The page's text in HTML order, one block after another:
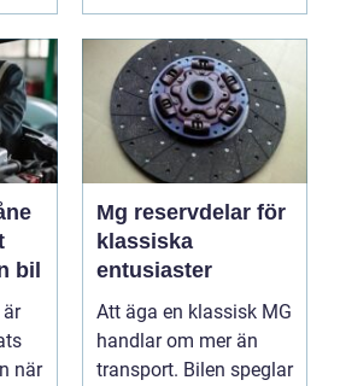
bil
när
Mg reservdelar för
klassiska
entusiaster
Att äga en klassisk MG
handlar om mer än
transport. Bilen speglar